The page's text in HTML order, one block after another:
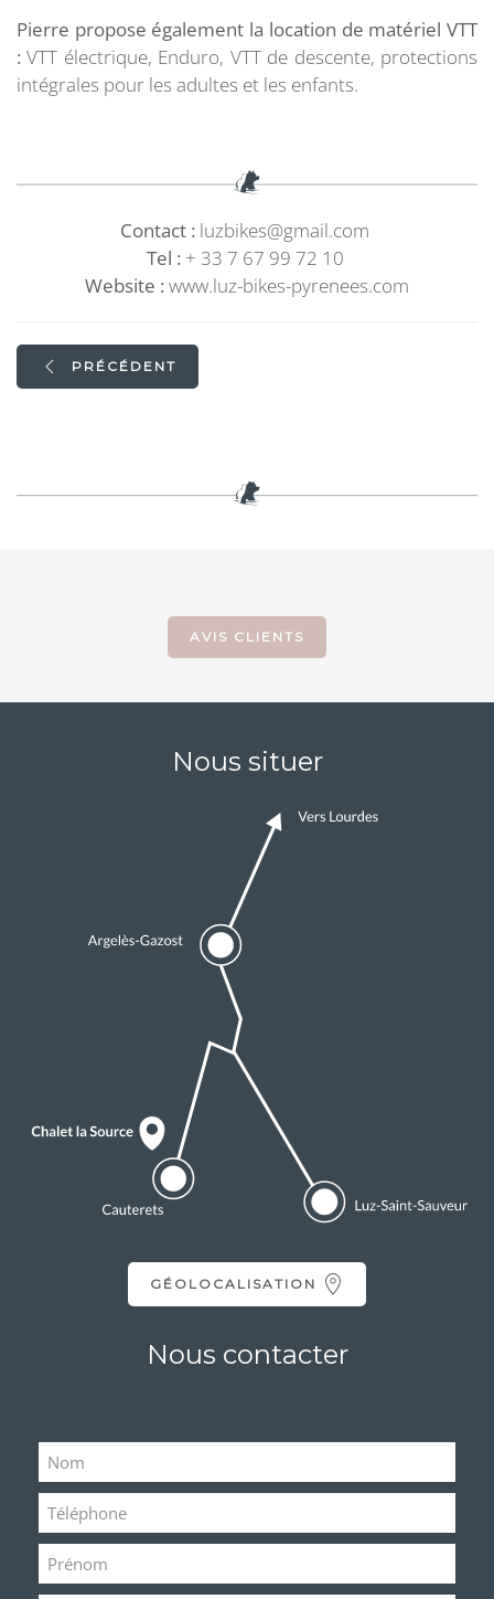
Pierre propose également la location de matériel VTT
: VTT électrique, Enduro, VTT de descente, protections
intégrales pour les adultes et les enfants.
Contact : luzbikes@gmail.com
Tel : + 33 7 67 99 72 10
Website : www.luz-bikes-pyrenees.com
PRÉCÉDENT
AVIS CLIENTS
Nous situer
GÉOLOCALISATION
Nous contacter